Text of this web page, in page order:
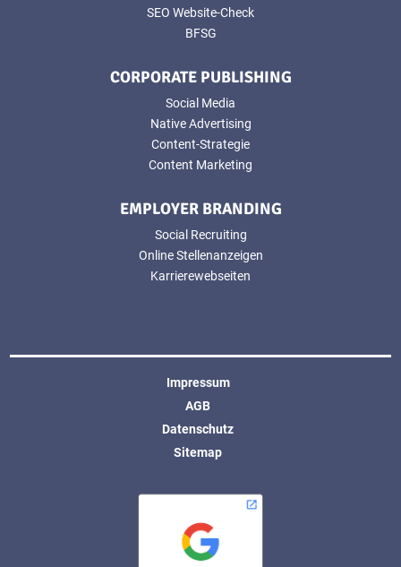
SEO Website-Check
BFSG
CORPORATE PUBLISHING
Social Media
Native Advertising
Content-Strategie
Content Marketing
EMPLOYER BRANDING
Social Recruiting
Online Stellenanzeigen
Karrierewebseiten
Impressum
AGB
Datenschutz
Sitemap